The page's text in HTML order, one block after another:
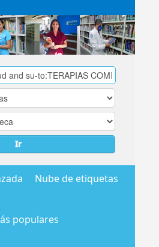
Ir
Nube de etiquetas
populares